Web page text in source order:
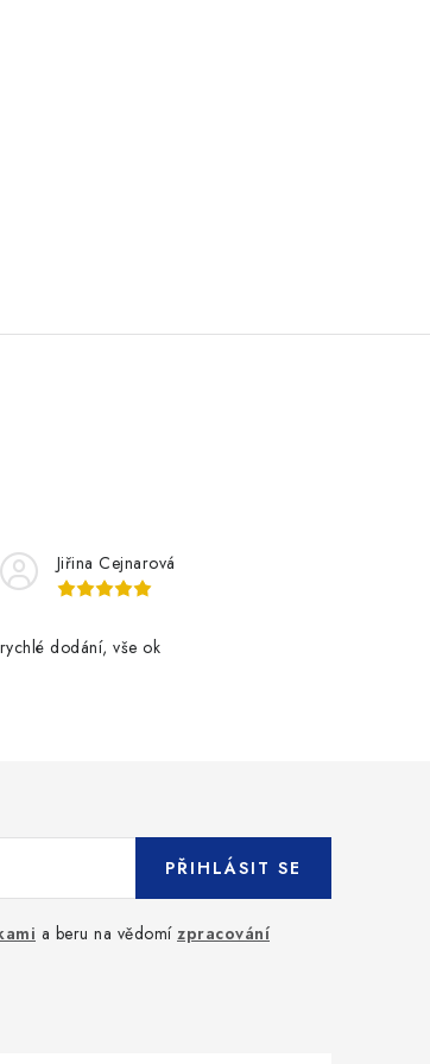
Jiřina Cejnarová
rychlé dodání, vše ok
a beru na vědomí zpracování
PŘIHLÁSIT SE